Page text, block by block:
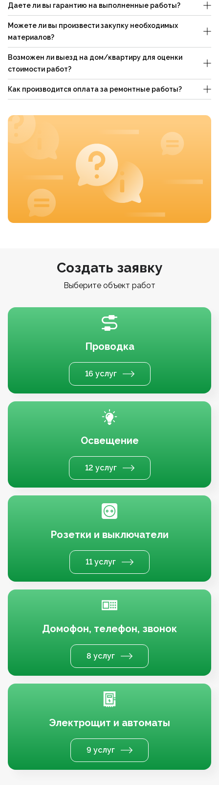
Даете ли вы гарантию на выполненные работы?
Можете ли вы произвести закупку необходимых
материалов?
Возможен ли выезд на дом/квартиру для оценки
стоимости работ?
Как производится оплата за ремонтные работы?
Создать заявку
Выберите объект работ
Проводка
16 услуг
Освещение
12 услуг
Розетки и выключатели
11 услуг
Домофон, телефон, звонок
8 услуг
Электрощит и автоматы
9 услуг